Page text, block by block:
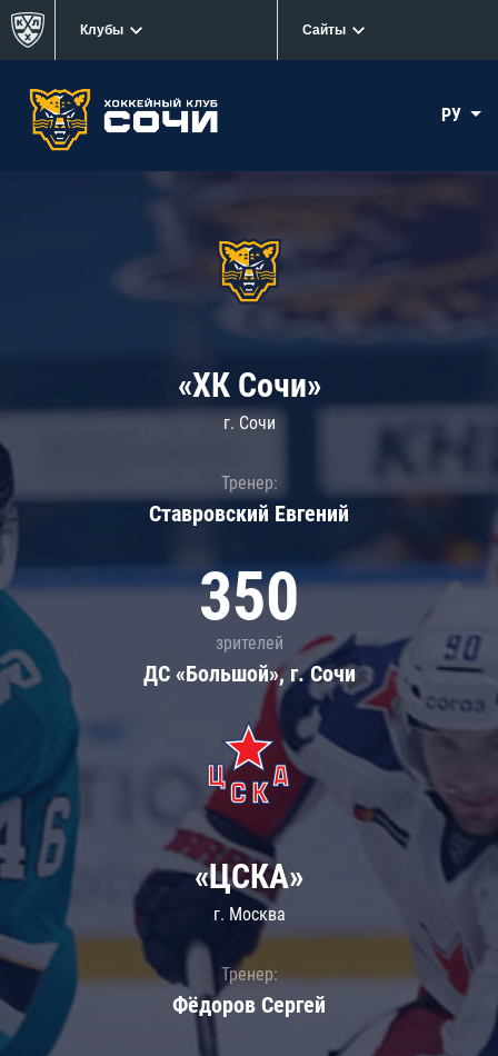
Клубы Сайты
РУ
«ХК Сочи»
г. Сочи
Тренер:
Ставровский Евгений
350
зрителей
ДС «Большой», г. Сочи
«ЦСКА»
г. Москва
Тренер:
Фёдоров Сергей